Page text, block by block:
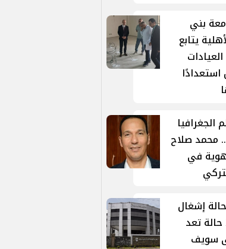
بني
يتابع
استعدادًا
الجغرافيا
محمد صلاح
في
376 حالة إشغال
وإزالة 21 حالة تعد
سويف